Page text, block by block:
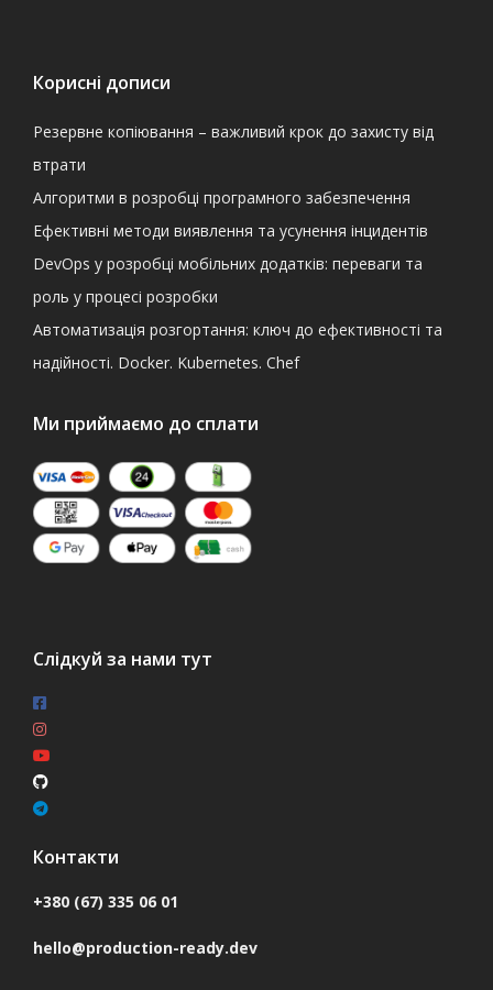
Корисні дописи
Резервне копіювання – важливий крок до захисту від
втрати
Алгоритми в розробці програмного забезпечення
Ефективні методи виявлення та усунення інцидентів
DevOps у розробці мобільних додатків: переваги та
роль у процесі розробки
Автоматизація розгортання: ключ до ефективності та
надійності. Docker. Kubernetes. Chef
Ми приймаємо до сплати
Слідкуй за нами тут
Контакти
+380 (67) 335 06 01
hello@production-ready.dev